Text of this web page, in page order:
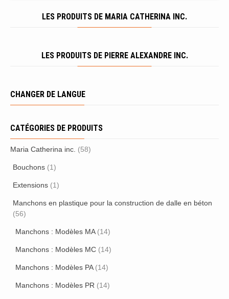
LES PRODUITS DE MARIA CATHERINA INC.
LES PRODUITS DE PIERRE ALEXANDRE INC.
CHANGER DE LANGUE
CATÉGORIES DE PRODUITS
Maria Catherina inc. (58)
Bouchons (1)
Extensions (1)
Manchons en plastique pour la construction de dalle en béton
(56)
Manchons : Modèles MA (14)
Manchons : Modèles MC (14)
Manchons : Modèles PA (14)
Manchons : Modèles PR (14)